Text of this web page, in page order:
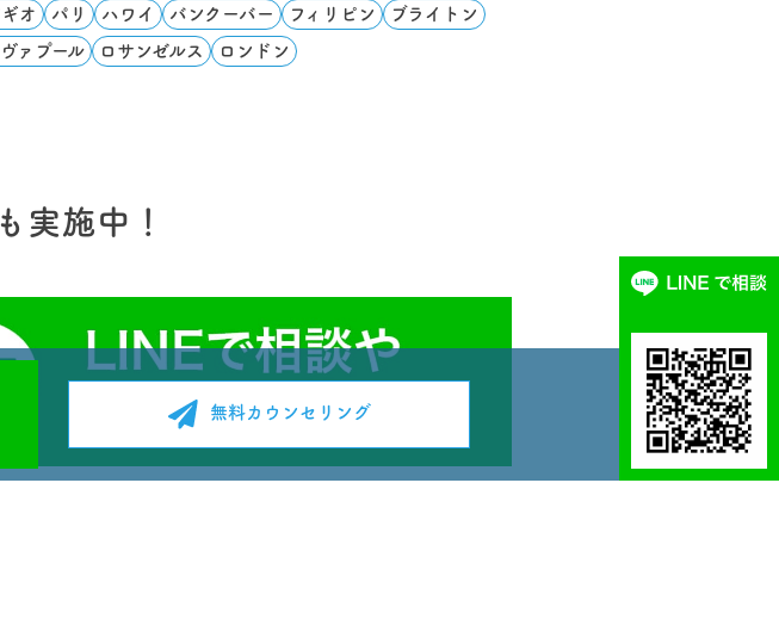
無料カウンセリング
オ パリ ハワイ バンクーバー フィリピン ブライトン
ヴァプール ロサンゼルス ロンドン
実施中！